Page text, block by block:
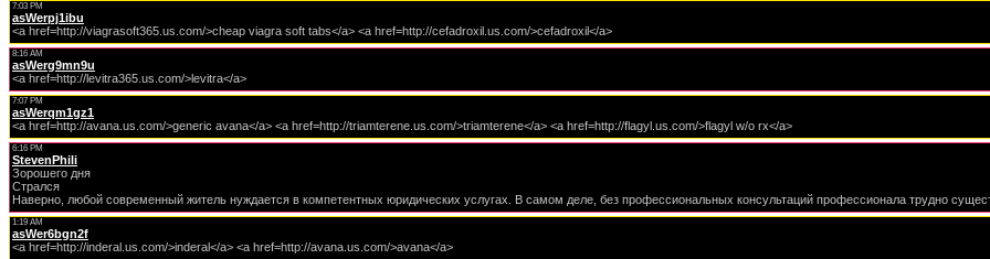
7:03 PM
asWerpj1ibu
<a href=http://viagrasoft365.us.com/>cheap viagra soft tabs</a> <a href=http://cefadroxil.us.com/>cefadroxil</a>
8:16 AM
asWerg9mn9u
<a href=http://levitra365.us.com/>levitra</a>
7:07 PM
asWerqm1gz1
<a href=http://avana.us.com/>generic avana</a> <a href=http://triamterene.us.com/>triamterene</a> <a href=http://flagyl.us.com/>flagyl w/o rx</a>
6:16 PM
StevenPhili
Зорошего дня
Стрался
Наверно, любой современный житель нуждается в компетентных юридических услугах. В самом деле, без профессиональных консультаций профессионала трудно
1:19 AM
asWer6bgn2f
<a href=http://inderal.us.com/>inderal</a> <a href=http://avana.us.com/>avana</a>